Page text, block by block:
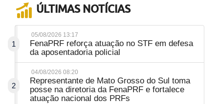
ÚLTIMAS NOTÍCIAS
1
05/08/2026 13:17
FenaPRF reforça atuação no STF em defesa
da aposentadoria policial
2
04/08/2026 08:20
Representante de Mato Grosso do Sul toma
posse na diretoria da FenaPRF e fortalece
atuação nacional dos PRFs